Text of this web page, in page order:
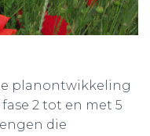
planontwikkeling
fase 2 tot en met 5
die